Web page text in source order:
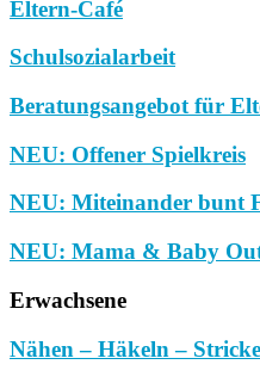
Eltern-Café
Schulsozialarbeit
Beratungsangebot für
NEU: Offener Spielkreis
NEU: Miteinander bunt
NEU: Mama & Baby
Erwachsene
Nähen – Häkeln –